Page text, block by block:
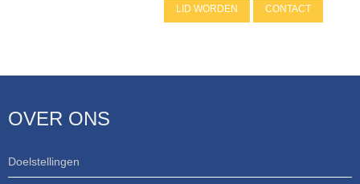
LID WORDEN CONTACT
OVER ONS
Doelstellingen